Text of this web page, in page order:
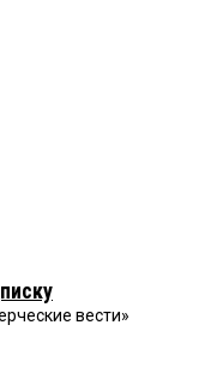
вести»